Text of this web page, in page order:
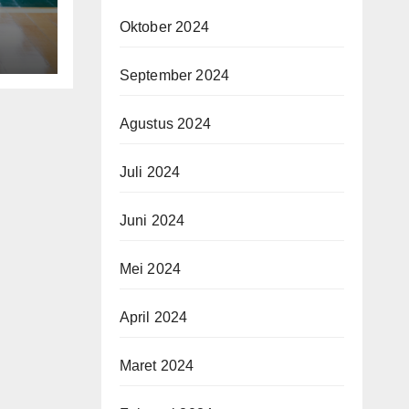
Oktober 2024
September 2024
Agustus 2024
Juli 2024
Juni 2024
Mei 2024
April 2024
Maret 2024